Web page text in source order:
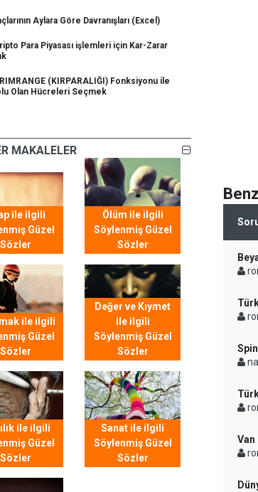
Aylara Göre Davranışları (Excel)
Para Piyasası işlemleri için Kar-Zarar
(KIRPARALIĞI) Fonksiyonu ile
Olan Hücreleri Seçmek
MAKALELER
ile ilgili
Güzel
Sözler
Ölüm ile ilgili
Söylenmiş Güzel
Sözler
ile ilgili
Güzel
Sözler
Değer ve Kıymet
ile ilgili
Söylenmiş Güzel
Sözler
ile ilgili
Güzel
Sözler
Sanat ile ilgili
Söylenmiş Güzel
Sözler
Van